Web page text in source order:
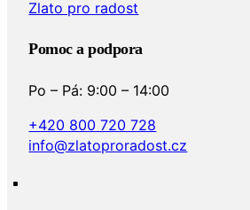
Zlato pro radost
Pomoc a podpora
Po – Pá: 9:00 – 14:00
+420 800 720 728
info@zlatoproradost.cz